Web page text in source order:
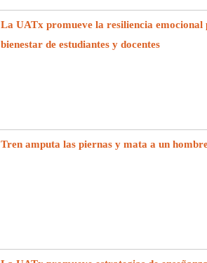
La UATx promueve la resiliencia
bienestar de estudiantes y docentes
Tren amputa las piernas y mata a un